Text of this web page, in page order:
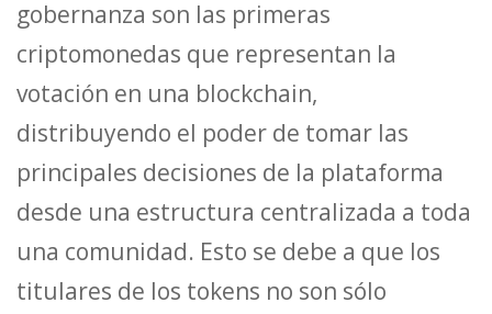
gobernanza son las primeras
criptomonedas que representan la
votación en una blockchain,
distribuyendo el poder de tomar las
principales decisiones de la plataforma
desde una estructura centralizada a toda
una comunidad. Esto se debe a que los
titulares de los tokens no son sólo